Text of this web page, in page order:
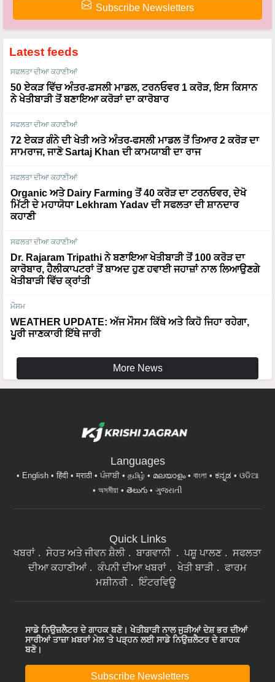
Subscribe Newsletters
Latest feeds
ਸਫਲਤਾ ਦੀਆ ਕਹਾਣੀਆਂ
50 ਏਕੜ ਵਿੱਚ ਅੰਤਰ-ਫ਼ਸਲੀ ਮਾਡਲ, ਟਰਨਓਵਰ 1 ਕਰੋੜ, ਇਸ ਕਿਸਾਨ
ਨੇ ਖੇਤੀਬਾੜੀ ਤੋਂ ਬਣਾਇਆ ਕਰੋੜਾਂ ਦਾ ਕਾਰੋਬਾਰ
ਸਫਲਤਾ ਦੀਆ ਕਹਾਣੀਆਂ
72 ਏਕੜ ਗੰਨੇ ਦੀ ਖੇਤੀ ਅਤੇ ਅੰਤਰ-ਫਸਲੀ ਮਾਡਲ ਤੋਂ ਤਿਆਰ 2 ਕਰੋੜ ਦਾ
ਸਾਮਰਾਜ, ਜਾਣੋ Sartaj Khan ਦੀ ਕਾਮਯਾਬੀ ਦਾ ਰਾਜ
ਸਫਲਤਾ ਦੀਆ ਕਹਾਣੀਆਂ
Organic ਅਤੇ Dairy Farming ਤੋਂ 40 ਕਰੋੜ ਦਾ ਟਰਨਓਵਰ, ਦੇਖੋ
ਮਿੱਟੀ ਦੇ ਮਹਾਯੋਧਾ Lekhram Yadav ਦੀ ਸਫਲਤਾ ਦੀ ਸ਼ਾਨਦਾਰ
ਕਹਾਣੀ
ਸਫਲਤਾ ਦੀਆ ਕਹਾਣੀਆਂ
Dr. Rajaram Tripathi ਨੇ ਬਣਾਇਆ ਖੇਤੀਬਾੜੀ ਤੋਂ 100 ਕਰੋੜ ਦਾ
ਕਾਰੋਬਾਰ, ਹੈਲੀਕਾਪਟਰਾਂ ਤੋਂ ਬਾਅਦ ਹੁਣ ਹਵਾਈ ਜਹਾਜ਼ਾਂ ਨਾਲ ਲਿਆਉਣਗੇ
ਖੇਤੀਬਾੜੀ ਵਿੱਚ ਕ੍ਰਾਂਤੀ
ਮੌਸਮ
WEATHER UPDATE: ਅੱਜ ਮੌਸਮ ਕਿੱਥੇ ਅਤੇ ਕਿਹੋ ਜਿਹਾ ਰਹੇਗਾ,
ਪੂਰੀ ਜਾਣਕਾਰੀ ਇੱਥੇ ਜਾਰੀ
More News
Languages
English हिंदी मराठी ਪੰਜਾਬੀ தமிழ் മലയാളം বাংলা ಕನ್ನಡ
ଓଡିଆ
অসমীয়া
తెలుగు ગુજરાતી
Quick Links
ਖਬਰਾਂ ਸੇਹਤ ਅਤੇ ਜੀਵਨ ਸ਼ੈਲੀ ਬਾਗਵਾਨੀ ਪਸ਼ੂ ਪਾਲਣ
ਸਫਲਤਾ
ਦੀਆ ਕਹਾਣੀਆਂ
ਕੰਪਨੀ ਦੀਆ ਖਬਰਾਂ ਖੇਤੀ ਬਾੜੀ
ਫਾਰਮ
ਮਸ਼ੀਨਰੀ
ਇੰਟਰਵਿਊ
ਸਾਡੇ ਨਿਉਜ਼ਲੈਟਰ ਦੇ ਗਾਹਕ ਬਣੋ। ਖੇਤੀਬਾੜੀ ਨਾਲ ਜੁੜੀਆਂ ਦੇਸ਼ ਭਰ ਦੀਆਂ
ਸਾਰੀਆਂ ਤਾਜ਼ਾ ਖ਼ਬਰਾਂ ਮੇਲ 'ਤੇ ਪੜ੍ਹਨ ਲਈ ਸਾਡੇ ਨਿਉਜ਼ਲੈਟਰ ਦੇ ਗਾਹਕ
ਬਣੋ।
Subscribe Newsletters